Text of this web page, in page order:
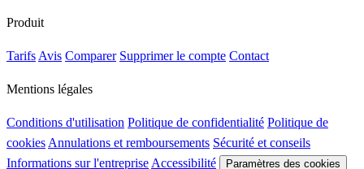
Produit
Tarifs Avis Comparer Supprimer le compte Contact
Mentions légales
Conditions d'utilisation Politique de confidentialité Politique de
cookies Annulations et remboursements Sécurité et conseils
Informations sur l'entreprise Accessibilité Paramètres des cookies